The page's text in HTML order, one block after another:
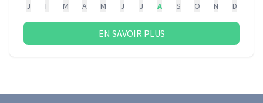
J F M A M J J A S O N D
EN SAVOIR PLUS